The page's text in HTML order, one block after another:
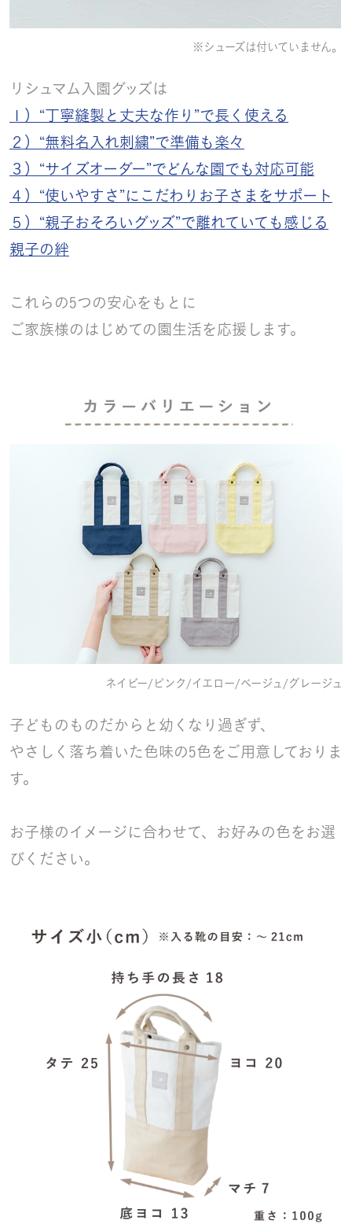
※シューズは付いていません。
リシュマム入園グッズは
１）“丁寧縫製と丈夫な作り”で長く使える
２）“無料名入れ刺繍”で準備も楽々
３）“サイズオーダー”でどんな園でも対応可能
４）“使いやすさ”にこだわりお子さまをサポート
５）“親子おそろいグッズ”で離れていても感じる
親子の絆
これらの5つの安心をもとに
ご家族様のはじめての園生活を応援します。
ネイビー/ピンク/イエロー/ベージュ/グレージュ
子どものものだからと幼くなり過ぎず、
やさしく落ち着いた色味の5色をご用意しておりま
す。
お子様のイメージに合わせて、お好みの色をお選
びください。